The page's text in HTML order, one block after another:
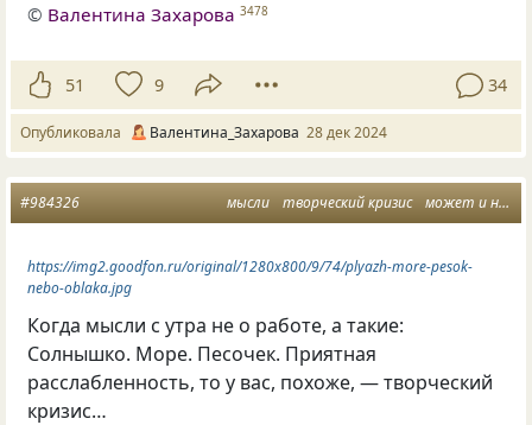
© Валентина Захарова 3478
51 9 34
Опубликовала Валентина_Захарова 28 дек 2024
мысли творческий кризис может и не шутка
#984326
https://img2.goodfon.ru/original/1280x800/9/74/plyazh-more-pesok-
nebo-oblaka.jpg
Когда мысли с утра не о работе, а такие:
Солнышко. Море. Песочек. Приятная
расслабленность, то у вас, похоже, — творческий
кризис…